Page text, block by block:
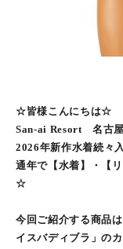
☆皆様こんにちは☆
San-ai Resort 名古
2026年新作水着続々
通年で【水着】・【
☆
今回ご紹介する商品
イスバディブラ」の